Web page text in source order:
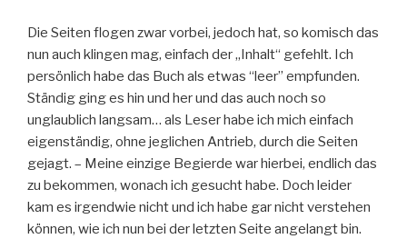
Die Seiten flogen zwar vorbei, jedoch hat, so komisch das
nun auch klingen mag, einfach der „Inhalt“ gefehlt. Ich
persönlich habe das Buch als etwas “leer” empfunden.
Ständig ging es hin und her und das auch noch so
unglaublich langsam… als Leser habe ich mich einfach
eigenständig, ohne jeglichen Antrieb, durch die Seiten
gejagt. – Meine einzige Begierde war hierbei, endlich das
zu bekommen, wonach ich gesucht habe. Doch leider
kam es irgendwie nicht und ich habe gar nicht verstehen
können, wie ich nun bei der letzten Seite angelangt bin.